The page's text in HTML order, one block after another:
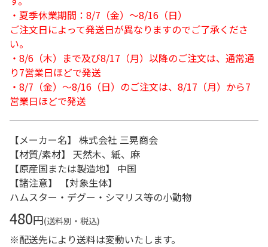
・夏季休業期間：8/7（金）～8/16（日）
ご注文日によって発送日が異なりますのでご了承くださ
い。
・8/6（木）まで及び8/17（月）以降のご注文は、通常通
り7営業日ほどで発送
・8/7（金）～8/16（日）のご注文は、8/17（月）から7
営業日ほどで発送
【メーカー名】 株式会社 三晃商会
【材質/素材】 天然木、紙、麻
【原産国または製造地】 中国
【諸注意】 【対象生体】
ハムスター・デグー・シマリス等の小動物
480円(送料別・税込)
※配送先により送料は変動いたします。